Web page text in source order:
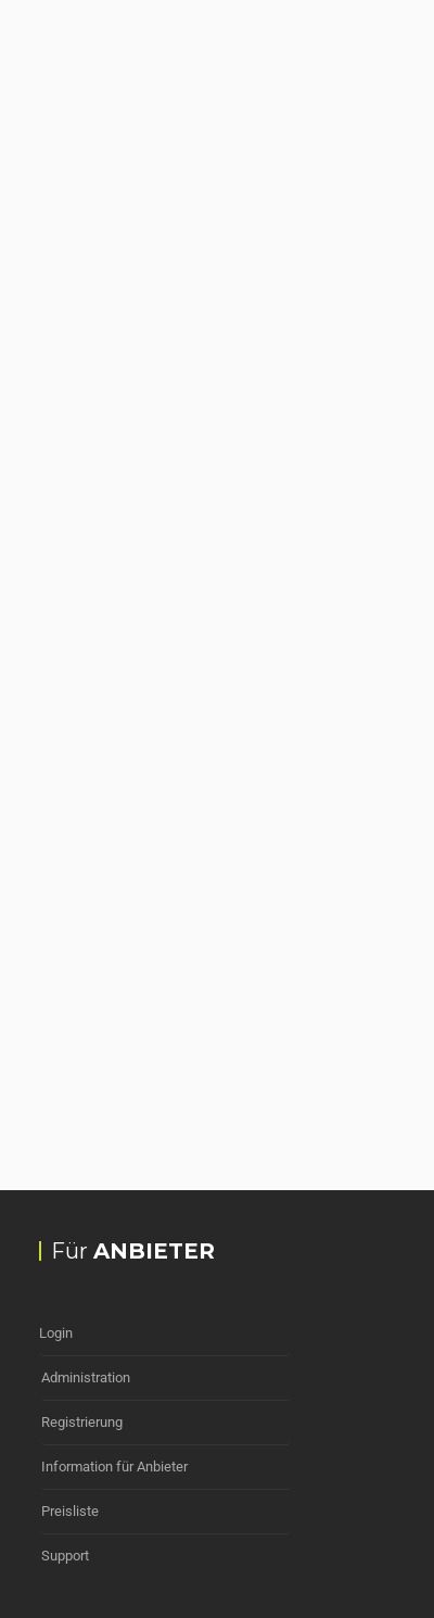
Für ANBIETER
Login
Administration
Registrierung
Information für Anbieter
Preisliste
Support